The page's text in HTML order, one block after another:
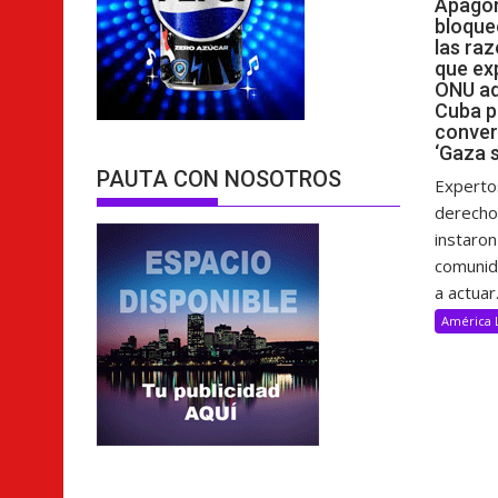
las
que
ONU
Cuba
‘Gaza
a
América
PAUTA CON NOSOTROS